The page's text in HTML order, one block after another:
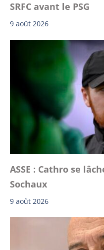
SRFC avant le PSG
9 août 2026
ASSE : Cathro se
Sochaux
9 août 2026